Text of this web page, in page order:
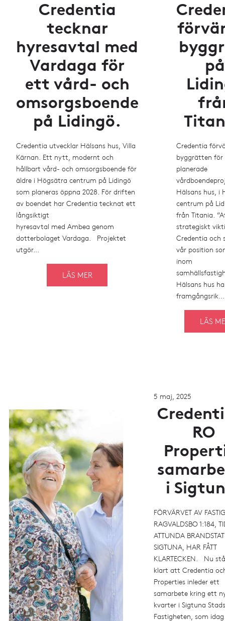
Credentia
tecknar
hyresavtal med
Vardaga för
ett vård- och
omsorgsboende
på Lidingö.
Credentia utvecklar Hälsans hus, Villa
Kärnan. Ett nytt, modernt och
hållbart vård- och omsorgsboende för
äldre i Högsätra centrum på Lidingö
som planeras öppna 2028. För driften
av boendet har Credentia tecknat ett
långsiktigt
hyresavtal med Ambea genom
dotterbolaget Vardaga. Projektet
utgör...
LÄS MER
på
Credentia
byggrätten för
planerade
Hälsans hus, i
centrum på
från Titania.
strategiskt
Credentia och
vår position
inom
Hälsans hus
framgångsrik...
LÄS
5 maj, 2025
RO
i
FÖRVÄRVET AV
RAGVALDSBO 1:184,
ATTUNDA
SIGTUNA, HAR FÅTT
KLARTECKEN. Nu
klart att Credentia
Properties inleder ett
samarbete kring ett
kvarter i Sigtuna
Fastigheten, som